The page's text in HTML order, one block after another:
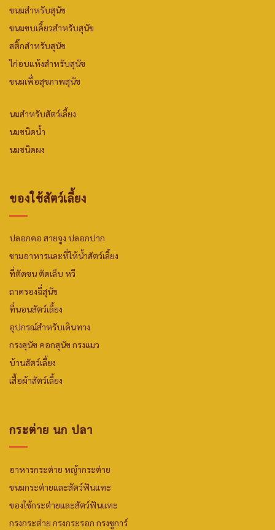
ขนมสำหรับสุนัข
ขนมขบเคี้ยวสำหรับสุนัข
สติ๊กสำหรับสุนัข
ไก่อบแห้งสำหรับสุนัข
ขนมเพื่อสุขภาพสุนัข
นมสำหรับสัตว์เลี้ยง
นมชนิดน้ำ
นมชนิดผง
ของใช้สัตว์เลี้ยง
ปลอกคอ สายจูง ปลอกปาก
ชามอาหารและที่ให้น้ำสัตว์เลี้ยง
ที่ตัดขน ตัดเล็บ หวี
ถาดรองฉี่สุนัข
ที่นอนสัตว์เลี้ยง
อุปกรณ์สำหรับเดินทาง
กรงสุนัข คอกสุนัข กรงแมว
บ้านสัตว์เลี้ยง
เสื้อผ้าสัตว์เลี้ยง
กระต่าย นก ปลา
อาหารกระต่าย หญ้ากระต่าย
ขนมกระต่ายและสัตว์ฟันแทะ
ของใช้กระต่ายและสัตว์ฟันแทะ
กรงกระต่าย กรงกระรอก กรงชูการ์